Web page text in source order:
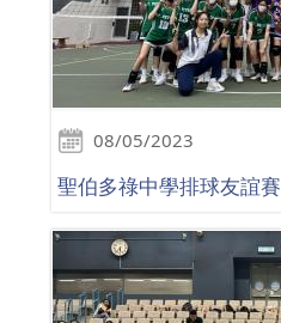
08/05/2023
聖伯多祿中學排球友誼賽